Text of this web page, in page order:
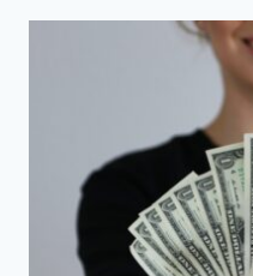
PER
ESSERE
DOTATI
INTUITO
E